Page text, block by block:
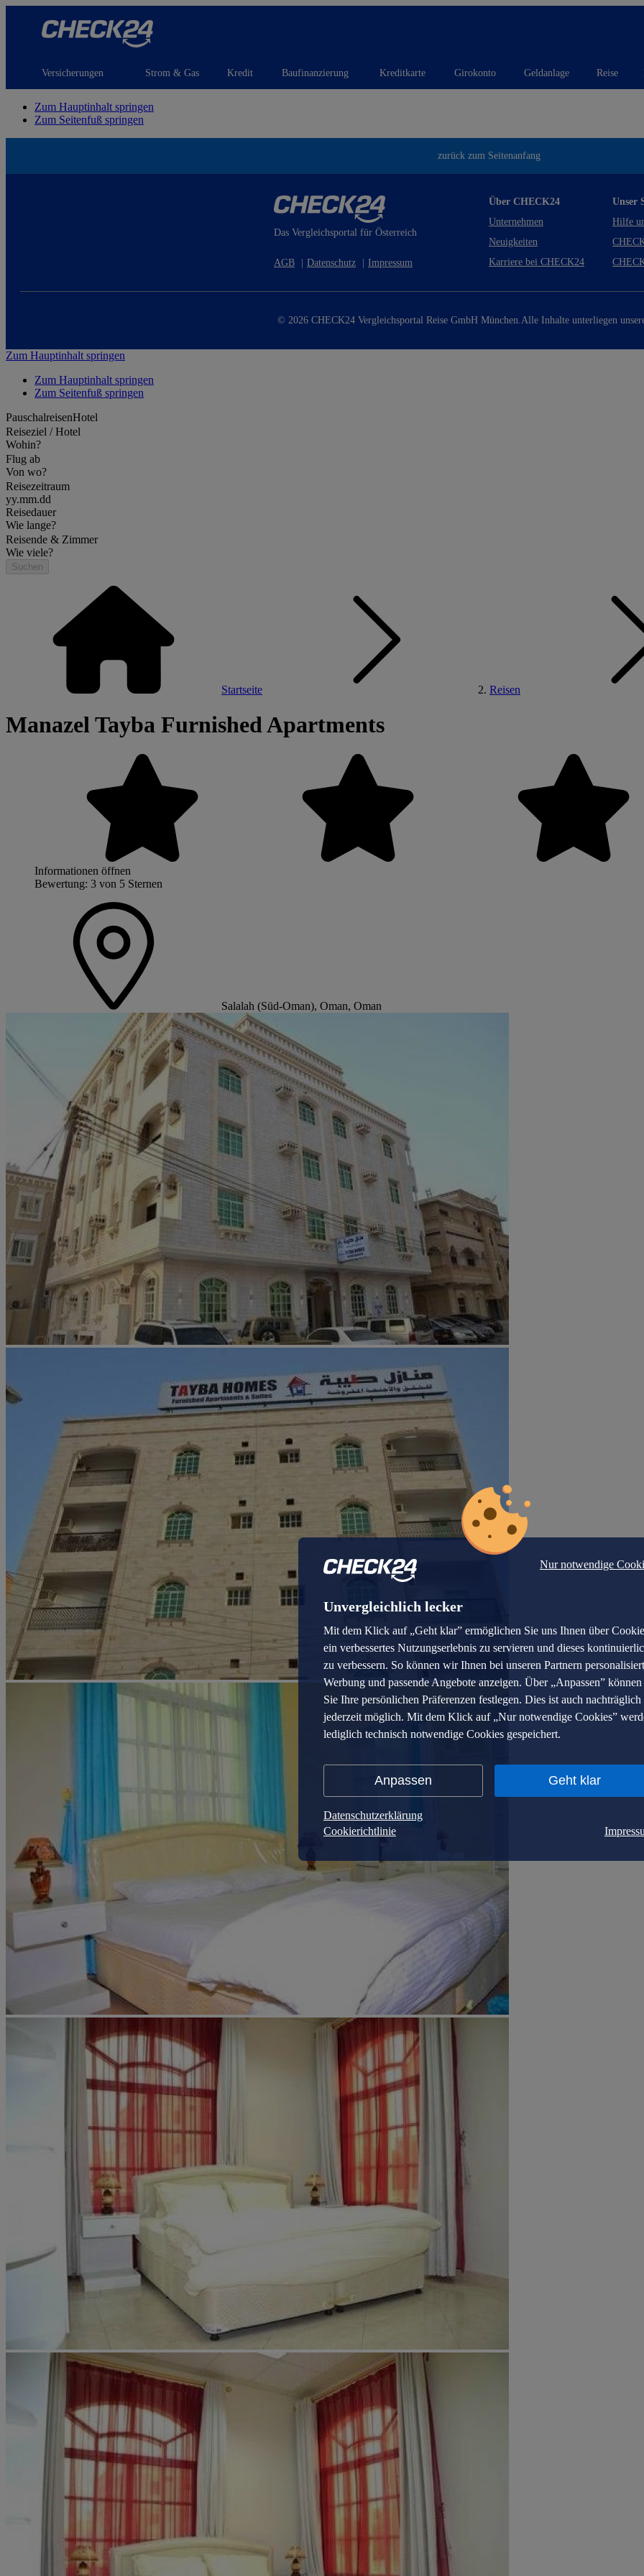
Versicherungen Strom & Gas Kredit Baufinanzierung Kreditkarte Girokonto Geldanlage Reise
Nur notwendige
Unvergleichlich lecker
Mit dem Klick auf „Geht klar” ermöglichen Sie uns Ihnen über
ein verbessertes Nutzungserlebnis zu servieren und dieses
zu verbessern. So können wir Ihnen bei unseren Partnern
Werbung und passende Angebote anzeigen. Über „Anpassen” können
Sie Ihre persönlichen Präferenzen festlegen. Dies ist auch nachträglich
jederzeit möglich. Mit dem Klick auf „Nur notwendige Cookies”
lediglich technisch notwendige Cookies gespeichert.
Anpassen Geht klar
Datenschutzerklärung
Cookierichtlinie
Zum Hauptinhalt springen
Zum Seitenfuß springen
zurück zum Seitenanfang
Das Vergleichsportal für Österreich
AGB Datenschutz Impressum
Über CHECK24
Unternehmen
Neuigkeiten
Karriere bei CHECK24
Unser
Hilfe
© 2026 CHECK24 Vergleichsportal Reise GmbH München.Alle Inhalte unterliegen
Zum Hauptinhalt springen
Zum Hauptinhalt springen
Zum Seitenfuß springen
PauschalreisenHotel
Reiseziel / Hotel
Wohin?
Flug ab
Von wo?
Reisezeitraum
yy.mm.dd
Reisedauer
Wie lange?
Reisende & Zimmer
Wie viele?
Suchen
Startseite Reisen
Manazel Tayba Furnished Apartments
Informationen öffnen
Bewertung: 3 von 5 Sternen
Salalah (Süd-Oman), Oman, Oman